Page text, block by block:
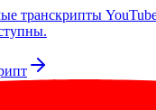
транскрипты